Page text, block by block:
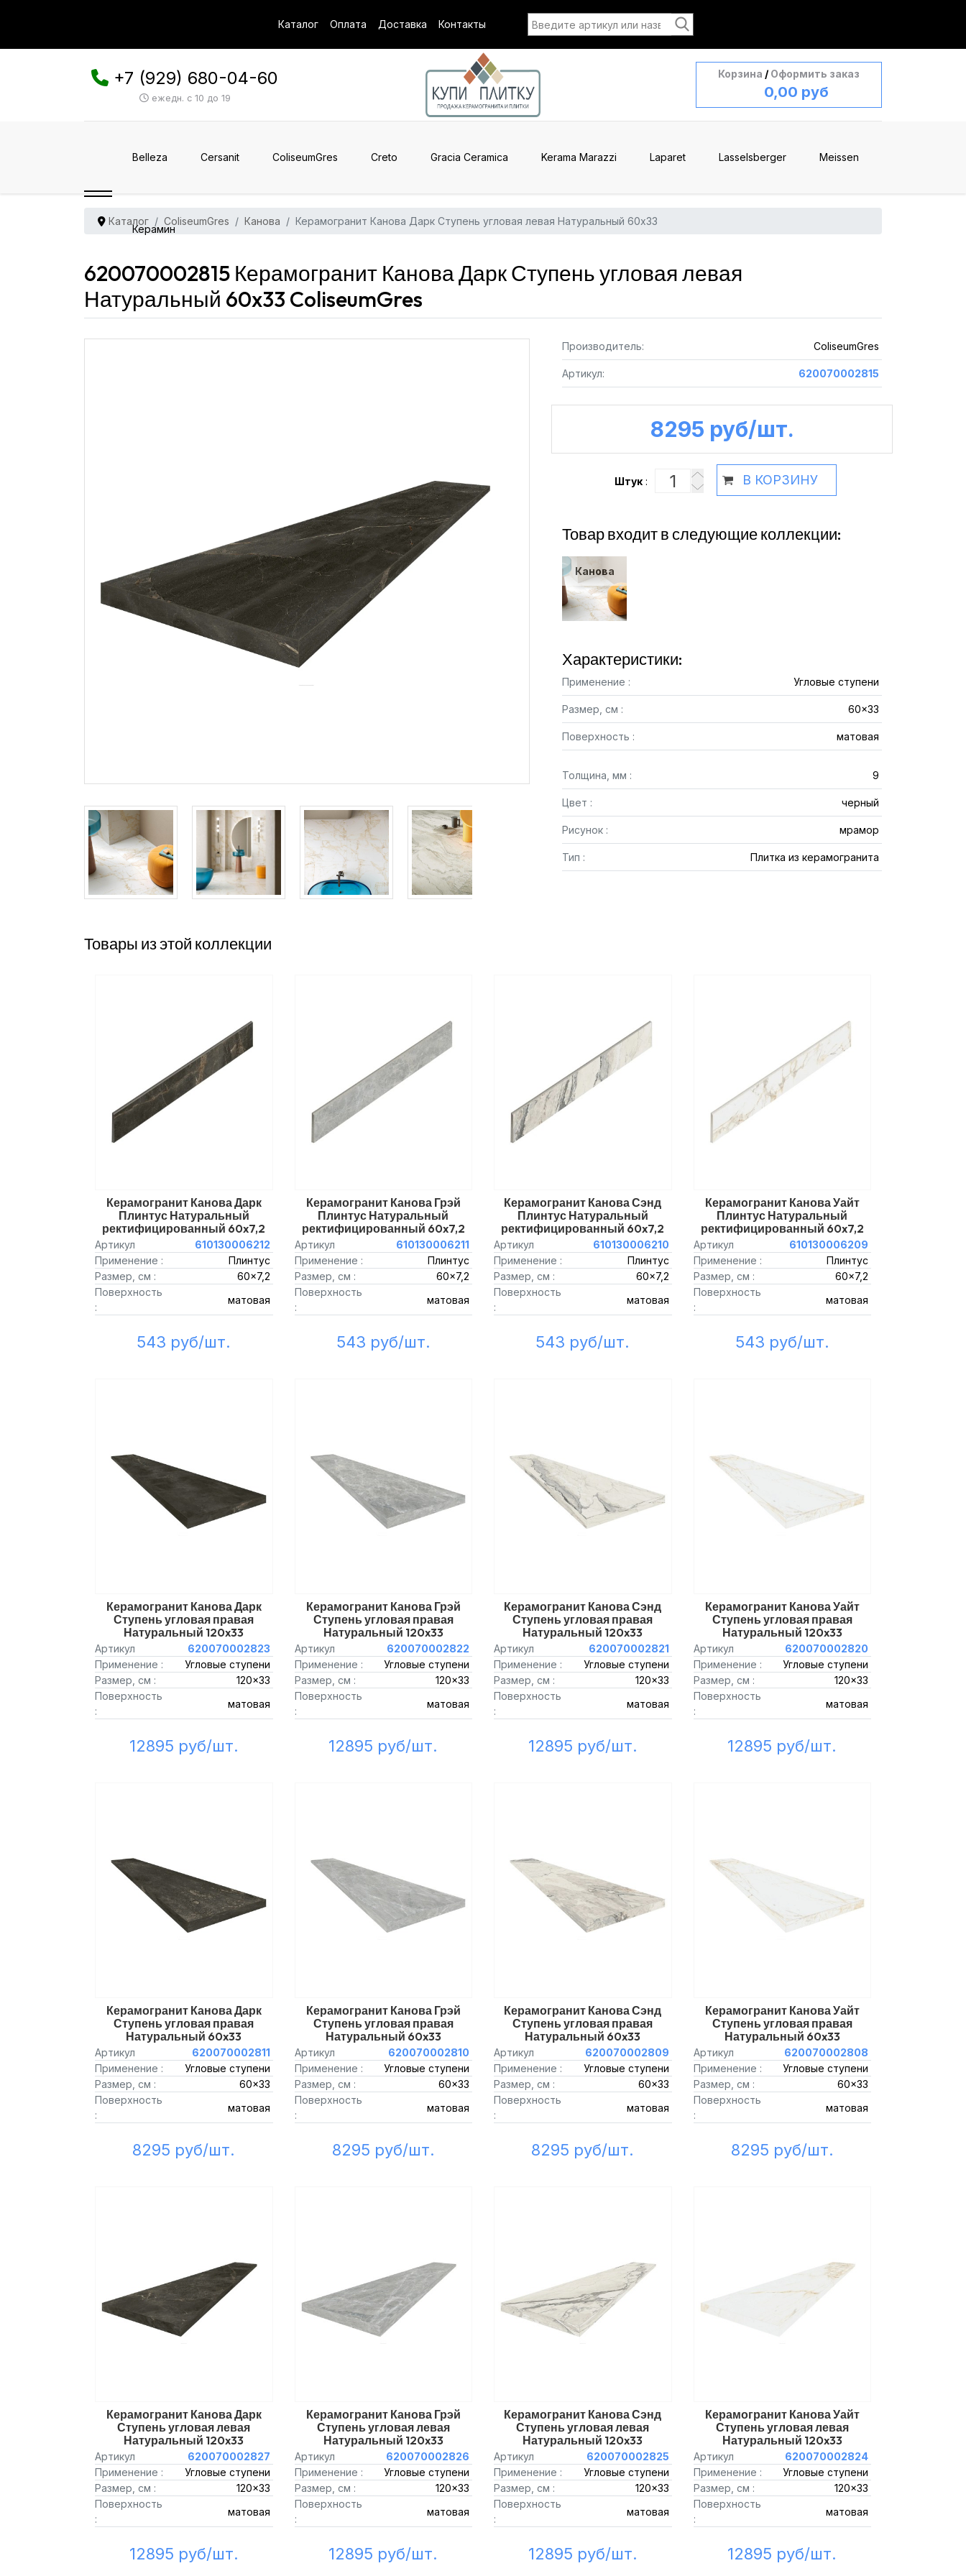
Каталог Оплата Доставка Контакты
+7 (929) 680-04-60
ежедн. с 10 до 19
Корзина / Оформить заказ
0,00 руб
Belleza Cersanit ColiseumGres Creto Gracia Ceramica Kerama Marazzi Laparet Lasselsberger Meissen
Керамин
Каталог ColiseumGres Канова Керамогранит Канова Дарк Ступень угловая левая Натуральный 60x33
620070002815 Керамогранит Канова Дарк Ступень угловая левая
Натуральный 60x33 ColiseumGres
Производитель: ColiseumGres
Артикул: 620070002815
8295 руб /шт.
Штук : В КОРЗИНУ
Товар входит в следующие коллекции:
Канова
Характеристики:
Применение : Угловые ступени
Размер, см : 60x33
Поверхность : матовая
Толщина, мм : 9
Цвет : черный
Рисунок : мрамор
Тип : Плитка из керамогранита
Товары из этой коллекции
Керамогранит Канова Дарк
Плинтус Натуральный
ректифицированный 60x7,2
Артикул
610130006212
Применение :
Плинтус
Размер, см :
60x7,2
Поверхность
:
матовая
543 руб/шт.
Керамогранит Канова Грэй
Плинтус Натуральный
ректифицированный 60x7,2
Артикул
610130006211
Применение :
Плинтус
Размер, см :
60x7,2
Поверхность
:
матовая
543 руб/шт.
Керамогранит Канова Сэнд
Плинтус Натуральный
ректифицированный 60x7,2
Артикул
610130006210
Применение :
Плинтус
Размер, см :
60x7,2
Поверхность
:
матовая
543 руб/шт.
Керамогранит Канова Уайт
Плинтус Натуральный
ректифицированный 60x7,2
Артикул
610130006209
Применение :
Плинтус
Размер, см :
60x7,2
Поверхность
:
матовая
543 руб/шт.
Керамогранит Канова Дарк
Ступень угловая правая
Натуральный 120x33
Артикул
620070002823
Применение :
Угловые ступени
Размер, см :
120x33
Поверхность
:
матовая
12895 руб/шт.
Керамогранит Канова Грэй
Ступень угловая правая
Натуральный 120x33
Артикул
620070002822
Применение :
Угловые ступени
Размер, см :
120x33
Поверхность
:
матовая
12895 руб/шт.
Керамогранит Канова Сэнд
Ступень угловая правая
Натуральный 120x33
Артикул
620070002821
Применение :
Угловые ступени
Размер, см :
120x33
Поверхность
:
матовая
12895 руб/шт.
Керамогранит Канова Уайт
Ступень угловая правая
Натуральный 120x33
Артикул
620070002820
Применение :
Угловые ступени
Размер, см :
120x33
Поверхность
:
матовая
12895 руб/шт.
Керамогранит Канова Дарк
Ступень угловая правая
Натуральный 60x33
Артикул
620070002811
Применение :
Угловые ступени
Размер, см :
60x33
Поверхность
:
матовая
8295 руб/шт.
Керамогранит Канова Грэй
Ступень угловая правая
Натуральный 60x33
Артикул
620070002810
Применение :
Угловые ступени
Размер, см :
60x33
Поверхность
:
матовая
8295 руб/шт.
Керамогранит Канова Сэнд
Ступень угловая правая
Натуральный 60x33
Артикул
620070002809
Применение :
Угловые ступени
Размер, см :
60x33
Поверхность
:
матовая
8295 руб/шт.
Керамогранит Канова Уайт
Ступень угловая правая
Натуральный 60x33
Артикул
620070002808
Применение :
Угловые ступени
Размер, см :
60x33
Поверхность
:
матовая
8295 руб/шт.
Керамогранит Канова Дарк
Ступень угловая левая
Натуральный 120x33
Артикул
620070002827
Применение :
Угловые ступени
Размер, см :
120x33
Поверхность
:
матовая
12895 руб/шт.
Керамогранит Канова Грэй
Ступень угловая левая
Натуральный 120x33
Артикул
620070002826
Применение :
Угловые ступени
Размер, см :
120x33
Поверхность
:
матовая
12895 руб/шт.
Керамогранит Канова Сэнд
Ступень угловая левая
Натуральный 120x33
Артикул
620070002825
Применение :
Угловые ступени
Размер, см :
120x33
Поверхность
:
матовая
12895 руб/шт.
Керамогранит Канова Уайт
Ступень угловая левая
Натуральный 120x33
Артикул
620070002824
Применение :
Угловые ступени
Размер, см :
120x33
Поверхность
:
матовая
12895 руб/шт.